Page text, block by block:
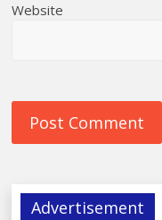
Website
Advertisement